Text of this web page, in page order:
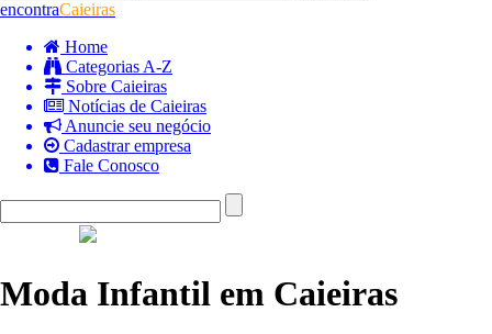
encontraCaieiras
Home
Categorias A-Z
Sobre Caieiras
Notícias de Caieiras
Anuncie seu negócio
Cadastrar empresa
Fale Conosco
Moda Infantil em Caieiras